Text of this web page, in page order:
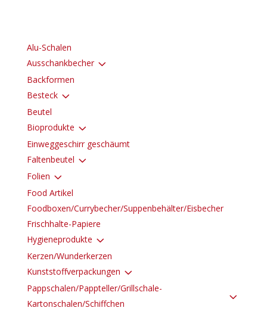
Alu-Schalen
Ausschankbecher3
Backformen
Besteck3
Beutel
Bioprodukte 3
Einweggeschirr geschäumt
Faltenbeutel 3
Folien 3
Food Artikel
Foodboxen/Currybecher/Suppenbehälter/Eisbecher
Frischhalte-Papiere
Hygieneprodukte 3
Kerzen/Wunderkerzen
Kunststoffverpackungen 3
Pappschalen/Pappteller/Grillschale-
Kartonschalen/Schiffchen
3